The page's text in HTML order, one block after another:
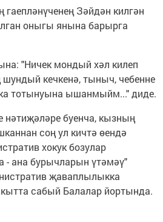
Зәйдән килгән
оныгы янына барырга
"Ничек мондый хәл килеп
шундый кечкенә, тыныч, чебенне
тотынуына ышанмыйм..." диде.
нәтиҗәләре буенча, кызның
соң ул кичтә өендә
хокук бозулар
- ана бурычларын үтәмәү"
җаваплылыкка
сабый Балалар йортында.